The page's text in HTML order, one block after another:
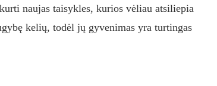
naujas taisykles, kurios vėliau atsiliepia
kelių, todėl jų gyvenimas yra turtingas